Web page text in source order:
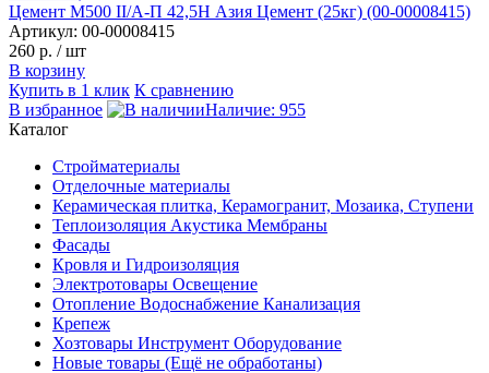
Цемент М500 II/А-П 42,5Н Азия Цемент (25кг) (00-00008415)
Артикул: 00-00008415
260 р. / шт
В корзину
Купить в 1 клик К сравнению
В избранное
Наличие: 955
Каталог
Стройматериалы
Отделочные материалы
Керамическая плитка, Керамогранит, Мозаика, Ступени
Теплоизоляция Акустика Мембраны
Фасады
Кровля и Гидроизоляция
Электротовары Освещение
Отопление Водоснабжение Канализация
Крепеж
Хозтовары Инструмент Оборудование
Новые товары (Ещё не обработаны)